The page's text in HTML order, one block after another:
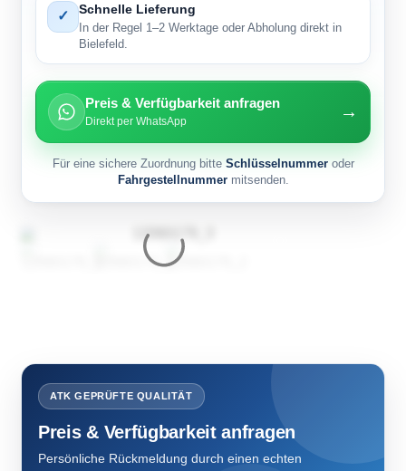
✓ Schnelle Lieferung
In der Regel 1–2 Werktage oder Abholung direkt in
Bielefeld.
Preis & Verfügbarkeit anfragen
Direkt per WhatsApp →
Für eine sichere Zuordnung bitte Schlüsselnummeroder
Fahrgestellnummermitsenden.
ATK GEPRÜFTE QUALITÄT
Preis & Verfügbarkeit anfragen
Persönliche Rückmeldung durch einen echten